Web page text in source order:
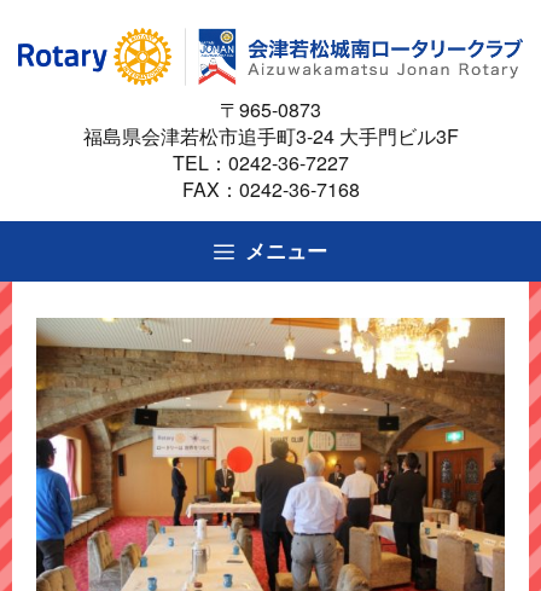
ス
ッ
プ
〒965-0873
福島県会津若松市追手町3-24 大手門ビル3F
TEL： 0242-36-7227
FAX：0242-36-7168
メニュー